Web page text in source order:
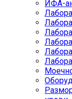
ИФА-